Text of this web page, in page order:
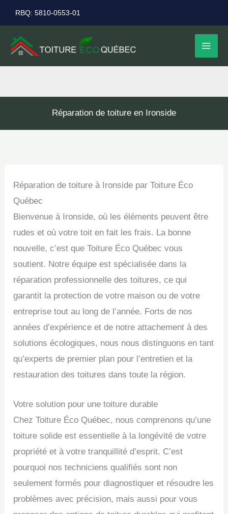
au
contenu
RBQ: 5810-0553-01
Réparation de toiture en Ironside
Réparation de toiture à Ironside par Toiture Éco
Québec
Bienvenue à Ironside, où les éléments peuvent être
rudes et où votre toit en fait les frais. La bonne
nouvelle, c’est que Toiture Éco Québec vous
soutient. Notre équipe est spécialisée dans la
réparation professionnelle des toitures, ce qui
garantit la protection de votre maison ou de votre
entreprise tout au long de l’année. Forts de nos
années d’expérience et de notre attachement à des
solutions écologiques, nous nous distinguons en tant
qu’experts de premier plan pour l’entretien et la
restauration des toitures dans toute la région.
Votre solution pour une toiture durable
Chez Toiture Éco Québec, nous comprenons qu’une
toiture solide est essentielle à la longévité de votre
propriété et à votre tranquillité d’esprit. C’est
pourquoi nos techniciens qualifiés sont non
seulement formés pour diagnostiquer et résoudre les
problèmes avec précision, mais aussi pour vous